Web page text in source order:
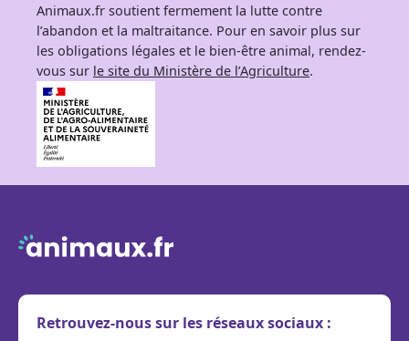
Animaux.fr soutient fermement la lutte contre
l’abandon et la maltraitance. Pour en savoir plus sur
les obligations légales et le bien-être animal, rendez-
vous sur le site du Ministère de l’Agriculture.
Retrouvez-nous sur les réseaux sociaux :